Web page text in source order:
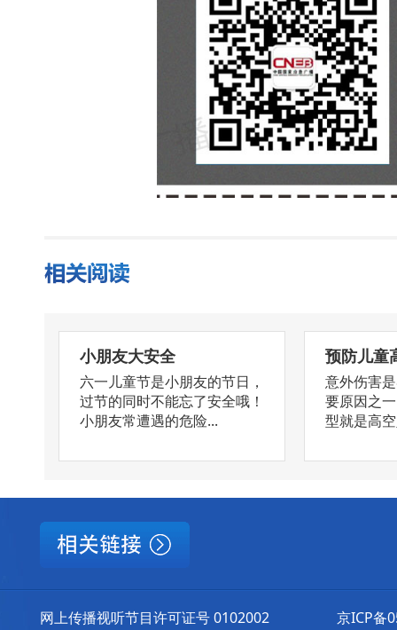
小朋友大安全
六一儿童节是小朋友的节日，
过节的同时不能忘了安全哦！
小朋友常遭遇的危险...
预防儿童
意外伤害
要原因之
型就是高
网上传播视听节目许可证号 0102002 京ICP备